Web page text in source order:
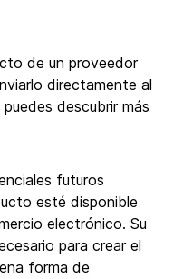
de un proveedor
directamente al
puedes descubrir más
futuros
esté disponible
electrónico. Su
para crear el
forma de